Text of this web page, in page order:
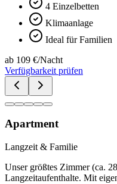
4 Einzelbetten
Klimaanlage
Ideal für Familien
ab 109 €/Nacht
Verfügbarkeit prüfen
Apartment
Langzeit & Familie
Unser größtes Zimmer (ca.
Langzeitaufenthalte. Mit